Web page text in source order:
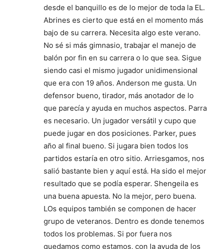
desde el banquillo es de lo mejor de toda la EL.
Abrines es cierto que está en el momento más
bajo de su carrera. Necesita algo este verano.
No sé si más gimnasio, trabajar el manejo de
balón por fin en su carrera o lo que sea. Sigue
siendo casi el mismo jugador unidimensional
que era con 19 años. Anderson me gusta. Un
defensor bueno, tirador, más anotador de lo
que parecía y ayuda en muchos aspectos. Parra
es necesario. Un jugador versátil y cupo que
puede jugar en dos posiciones. Parker, pues
año al final bueno. Si jugara bien todos los
partidos estaría en otro sitio. Arriesgamos, nos
salió bastante bien y aquí está. Ha sido el mejor
resultado que se podía esperar. Shengeila es
una buena apuesta. No la mejor, pero buena.
LOs equipos también se componen de hacer
grupo de veteranos. Dentro es donde tenemos
todos los problemas. Si por fuera nos
quedamos como estamos, con la ayuda de los